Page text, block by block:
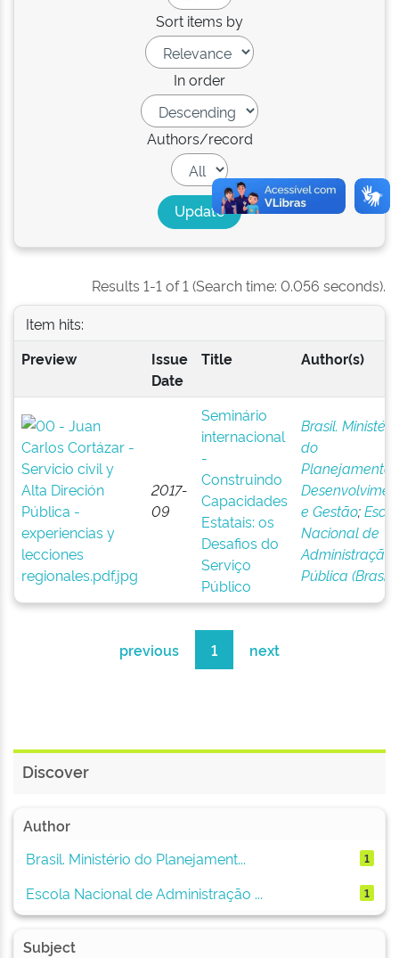
Sort items by
In order
Authors/record
Results 1-1 of 1 (Search time: 0.056 seconds).
Item hits:
Preview
Issue
Date
Title Author(s)
2017-
09
Seminário
internacional
-
Construindo
Capacidades
Estatais: os
Desafios do
Serviço
Público
Brasil.
do
Planejamento
e Gestão;
Nacional de
Administração
Pública (Brasil)
previous 1 next
Discover
Author
Brasil. Ministério do Planejament...
1
Escola Nacional de Administração ... 1
Subject